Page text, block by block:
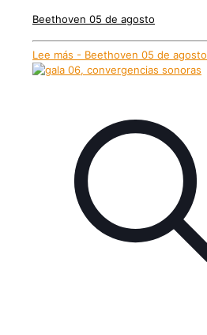
Beethoven 05 de agosto
Lee más - Beethoven 05 de agosto